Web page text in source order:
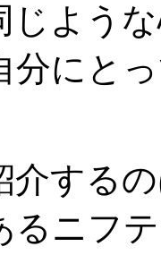
じよう
分にと
する
るニフ